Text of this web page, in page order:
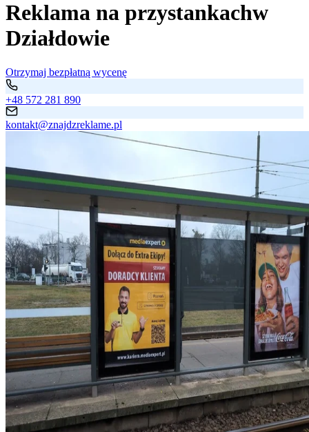
Reklama na przystankachw
Działdowie
Otrzymaj bezpłatną wycenę
+48 572 281 890
kontakt@znajdzreklame.pl